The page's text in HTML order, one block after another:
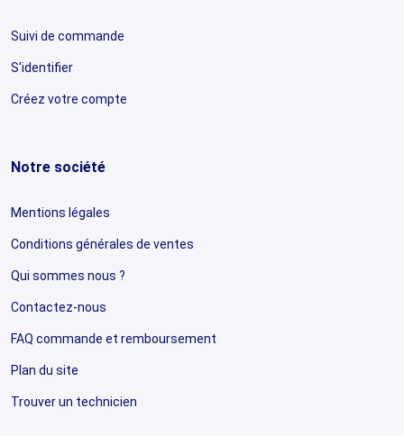
Suivi de commande
S'identifier
Créez votre compte
Notre société
Mentions légales
Conditions générales de ventes
Qui sommes nous ?
Contactez-nous
FAQ commande et remboursement
Plan du site
Trouver un technicien